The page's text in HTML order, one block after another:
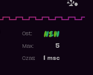
Ost:
5
Max:
msc
Czas: